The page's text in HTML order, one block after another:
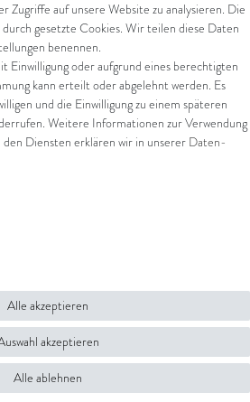
AGB
Impressum
Datenschutz
Widerrufsrecht
Zahlung und Versand
Widerrufsformular
in Arte GmbH | Alle Rechte vorbehalten.
Zugriffe auf unsere Website zu analysieren. Die
gesetzte Cookies. Wir teilen diese Daten
benennen.
Einwilligung oder aufgrund eines berechtigten
kann erteilt oder abgelehnt werden. Es
und die Einwilligung zu einem späteren
Weitere Informationen zur Verwendung
Diensten erklären wir in unserer Daten­
Alle akzeptieren
akzeptieren
Alle ablehnen